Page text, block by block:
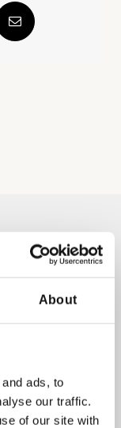
About
ads, to
our traffic.
of our site with
E-
mail
en leveringen.